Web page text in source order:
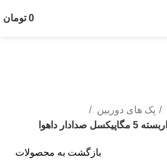
0 تومان
پک های دوربین
بازگشت به محصولات